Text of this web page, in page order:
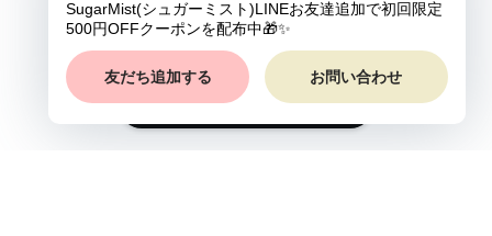
ショップに質問する